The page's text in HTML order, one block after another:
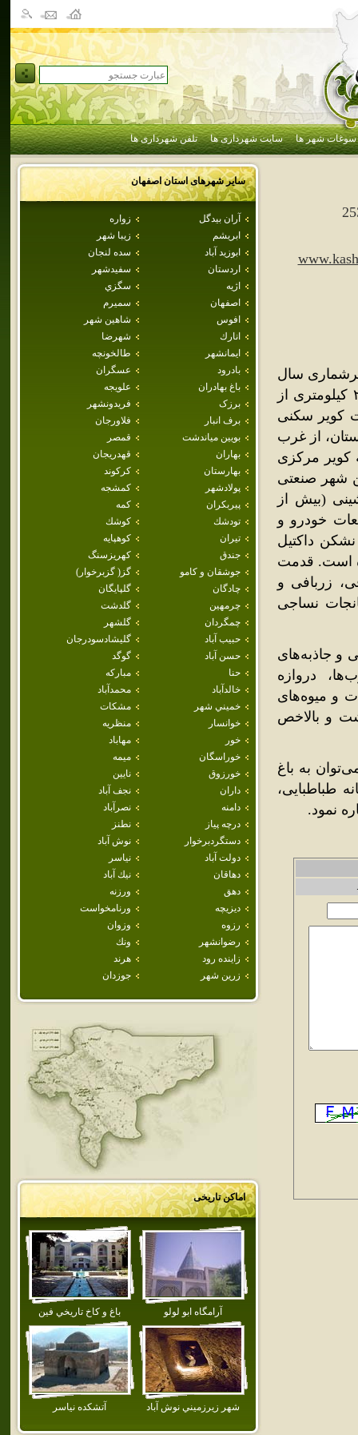
سوغات شهر ها سایت شهرداری ها تلفن شهرداری ها
سایر شهرهای استاناصفهان
آران بيدگل
زواره
ابريشم
زيبا شهر
ابوزيد آباد
سده لنجان
اردستان
سفيدشهر
اژيه
سگزي
اصفهان
سميرم
افوس
شاهين شهر
انارك
شهرضا
ايمانشهر
طالخونچه
بادرود
عسگران
باغ بهادران
علويجه
برزک
فريدونشهر
برف انبار
فلاورجان
بويين مياندشت
قمصر
بهاران
قهدريجان
بهارستان
كركوند
پولادشهر
كمشجه
پيربكران
كمه
تودشك
كوشك
تيران
كوهپايه
جندق
كهريزسنگ
جوشقان و كامو
گز( گزبرخوار)
چادگان
گلپايگان
چرمهين
گلدشت
چمگردان
گلشهر
حبيب آباد
گليشادسودرجان
حسن آباد
گوگد
حنا
مباركه
خالدآباد
محمدآباد
خميني شهر
مشكات
خوانسار
منظريه
خور
مهاباد
خوراسگان
ميمه
خورزوق
نايين
داران
نجف آباد
دامنه
نصرآباد
درچه پياز
نطنز
دستگردبرخوار
نوش آباد
دولت آباد
نياسر
دهاقان
نيك آباد
دهق
ورزنه
ديزيچه
ورنامخواست
رزوه
وزوان
رضوانشهر
ونك
زاينده رود
هرند
زرين شهر
جوزدان
اماکن تاریخی
آرامگاه ابو لولو باغ و كاخ تاريخي فين
شهر زيرزميني نوش آباد آتشكده نياسر
سال
۱۳۸۵ مرکز آمار ایران برابر با ۲۴۸٬۷۸۹ نفر بوده که در فاصله ۲۷۰ کیلومتری از
کویر سکنی
از غرب
مرکزی
شهر صنعتی
(بیش از
خودرو و
های نشکن داکتیل
است. قدمت
زربافی و
نساجی
و جاذبه‌های
دروازه
و میوه‌های
و بالاخص
به باغ
طباطبایی،
نمود.